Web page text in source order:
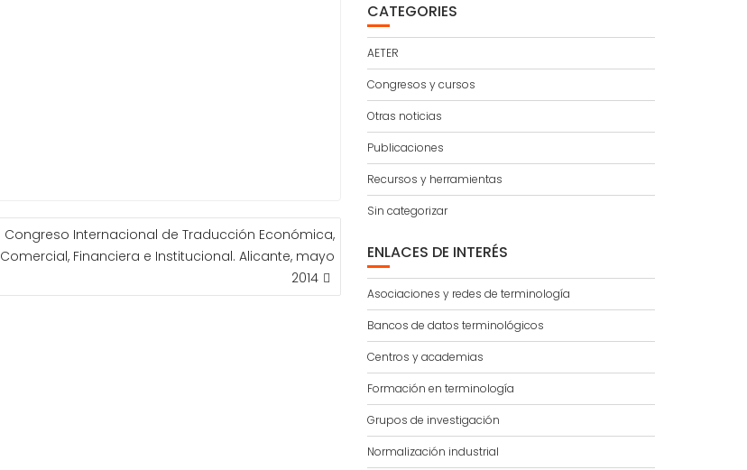
Congreso Internacional de Traducción Económica,
Comercial, Financiera e Institucional. Alicante, mayo
2014
CATEGORIES
AETER
Congresos y cursos
Otras noticias
Publicaciones
Recursos y herramientas
Sin categorizar
ENLACES DE INTERÉS
Asociaciones y redes de terminología
Bancos de datos terminológicos
Centros y academias
Formación en terminología
Grupos de investigación
Normalización industrial